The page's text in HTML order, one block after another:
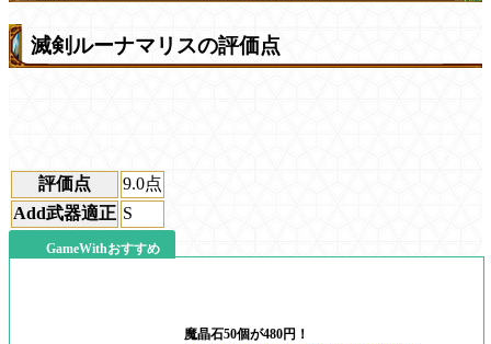
滅剣ルーナマリスの評価点
評価点 9.0点
Add武器適正 S
GameWithおすすめ
魔晶石50個が480円！